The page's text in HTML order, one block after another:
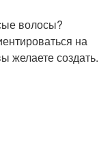
волосы?
на
желаете создать.